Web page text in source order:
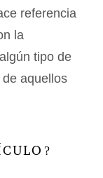
referencia
la
tipo de
aquellos
?